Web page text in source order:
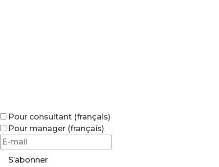
Pour consultant (français)
Pour manager (français)